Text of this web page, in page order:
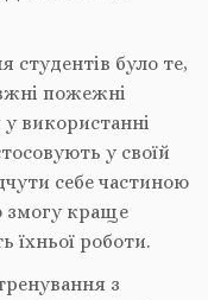
студентів було те,
пожежні
використанні
у своїй
себе частиною
змогу краще
їхньої роботи.
з